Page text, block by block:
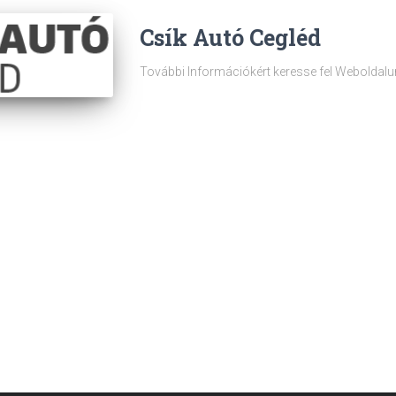
Csík Autó Cegléd
További Információkért keresse fel